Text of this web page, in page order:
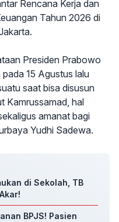
Rencana Kerja dan
Tahun 2026 di
Presiden Prabowo
15 Agustus lalu
saat bisa disusun
Kamrussamad, hal
amanat bagi
Yudhi Sadewa.
di Sekolah, TB
BPJS! Pasien